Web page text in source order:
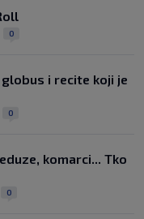
0
i recite koji je
0
komarci... Tko
0